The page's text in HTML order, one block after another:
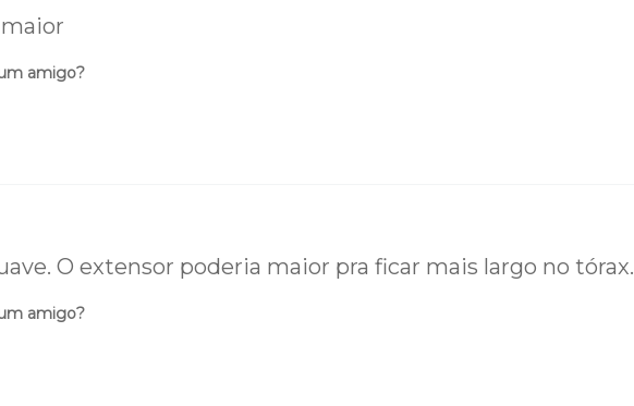
amigo?
O extensor poderia maior pra ficar mais largo no tórax.
amigo?